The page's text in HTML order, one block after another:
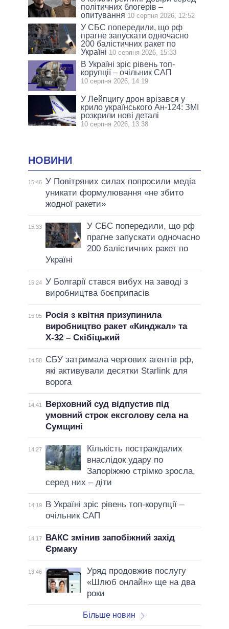
політичних блогерів –
опитування 10 серпня 2026, 12:52
У СБС попередили, що рф
прагне запускати одночасно
200 балістичних ракет по
Україні 10 серпня 2026, 15:33
В Україні зріс рівень топ-
корупції – очільник САП
10 серпня 2026, 14:19
У Лейпцигу дрон врізався у
крило українського Ан-124: ЗМІ
розкрили нові деталі
10 серпня 2026, 13:38
НОВИНИ
15:46 У Повітряних силах попросили медіа
уникати формулювання «не збито
жодної ракети»
15:33
У СБС попередили, що рф
прагне запускати одночасно
200 балістичних ракет по
Україні
15:24 У Болгарії стався вибух на заводі з
виробництва боєприпасів
15:05
Росія з квітня призупинила
виробництво ракет «Кинджал» та
Х-32 – Скібіцький
14:58
СБУ затримала чергових агентів рф,
які активували десятки Starlink для
ворога
14:41
Верховний суд відпустив під
умовний строк ексголову села на
Сумщині
14:27
Кількість постраждалих
внаслідок удару по
Запоріжжю стрімко зросла,
серед них – діти
14:19
В Україні зріс рівень топ-корупції –
очільник САП
14:17
ВАКС змінив запобіжний захід
Єрмаку
13:46
Уряд продовжив послугу
«Шлюб онлайн» ще на два
роки
Більше новин